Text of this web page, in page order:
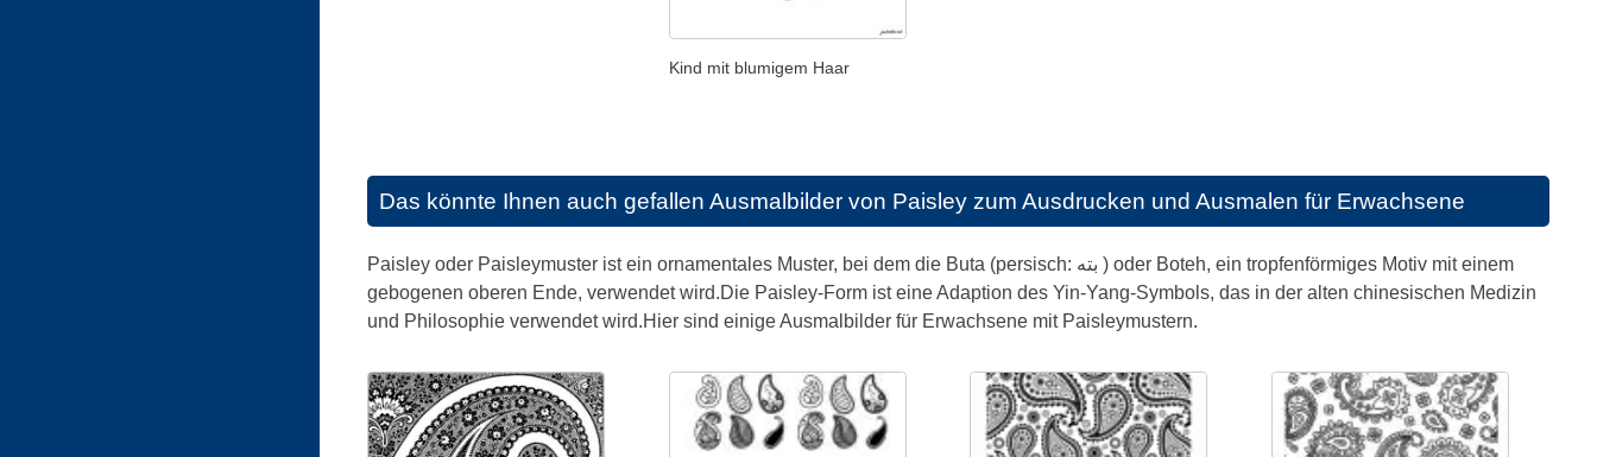
Kind mit blumigem Haar
Das könnte Ihnen auch gefallen Ausmalbilder von Paisley zum Ausdrucken und Ausmalen für Erwachsene
Paisley oder Paisleymuster ist ein ornamentales Muster, bei dem die Buta (persisch: بته ) oder Boteh, ein tropfenförmiges Motiv mit einem
gebogenen oberen Ende, verwendet wird.Die Paisley-Form ist eine Adaption des Yin-Yang-Symbols, das in der alten chinesischen Medizin
und Philosophie verwendet wird.Hier sind einige Ausmalbilder für Erwachsene mit Paisleymustern.